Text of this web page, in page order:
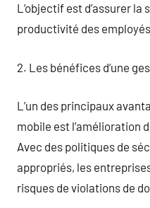
L’objectif est d’assurer
productivité des
2. Les bénéfices d’une
L’un des principaux
mobile est l’amélioration
Avec des politiques de
appropriés, les
risques de violations de